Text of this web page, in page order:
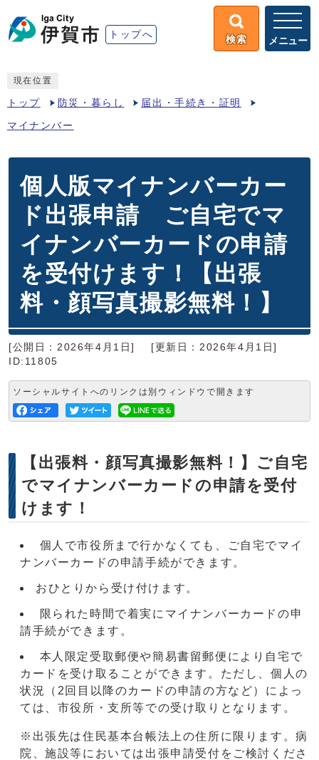
トップへ 検索 メニュー
現在位置
トップ 防災・暮らし 届出・手続き・証明
マイナンバー
個人版マイナンバーカー
ド出張申請 ご自宅でマ
イナンバーカードの申請
を受付けます！【出張
料・顔写真撮影無料！】
[公開日：2026年4月1日]
[更新日：2026年4月1日]
ID:11805
ソーシャルサイトへのリンクは別ウィンドウで開きます
【出張料・顔写真撮影無料！】ご自宅
でマイナンバーカードの申請を受付
けます！
個人で市役所まで行かなくても、ご自宅でマイ
ナンバーカードの申請手続ができます。
おひとりから受け付けます。
限られた時間で着実にマイナンバーカードの申
請手続ができます。
本人限定受取郵便や簡易書留郵便により自宅で
カードを受け取ることができます。ただし、個人の
状況（2回目以降のカードの申請の方など）によっ
ては、市役所・支所等での受け取りとなります。
※出張先は住民基本台帳法上の住所に限ります。病
院、施設等においては出張申請受付をご検討くださ